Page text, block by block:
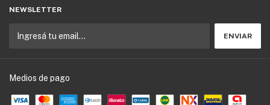
NEWSLETTER
Medios de pago